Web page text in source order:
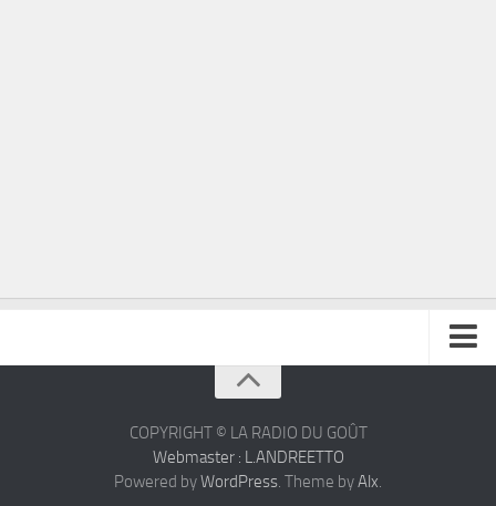
COPYRIGHT © LA RADIO DU GOÛT
Webmaster : L.ANDREETTO
Powered byWordPress. Theme byAlx.